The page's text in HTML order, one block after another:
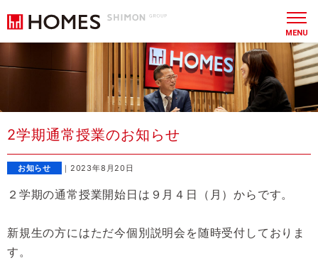
MENU
2学期通常授業のお知らせ
お知らせ ｜2023年8月20日
２学期の通常授業開始日は９月４日（月）からです。
新規生の方にはただ今個別説明会を随時受付しておりま
す。